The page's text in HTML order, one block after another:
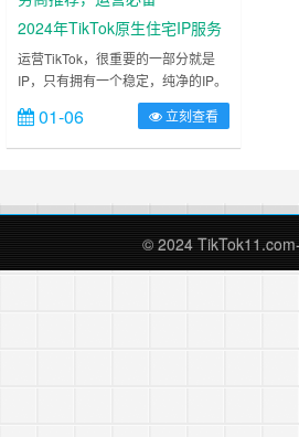
2024年TikTok原生住宅IP服务
商推荐，运营必备
运营TikTok，很重要的一部分就是
IP，只有拥有一个稳定，纯净的IP。
你的TikTok之旅才能一帆风顺。今天
给大家介绍几个提供原生住宅IP服务
商。运营tiktok使用的IP，最合适的
版抖音需要知道的IP知识》中，我也
讲解了住宅IP和数据中心IP的区别，
感兴趣的朋友可以跳转阅读，……
01-06 立刻查看
© 2024